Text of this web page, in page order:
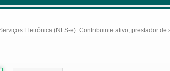
Eletrônica (NFS-e): Contribuinte ativo, prestador